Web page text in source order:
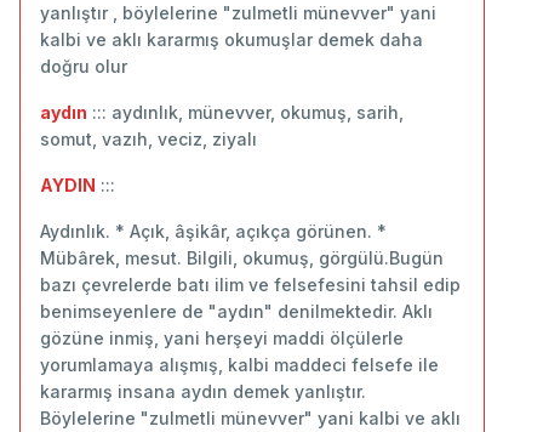
yanlıştır , böylelerine "zulmetli münevver" yani
kalbi ve aklı kararmış okumuşlar demek daha
doğru olur
aydın ::: aydınlık, münevver, okumuş, sarih,
somut, vazıh, veciz, ziyalı
AYDIN :::
Aydınlık. * Açık, âşikâr, açıkça görünen. *
Mübârek, mesut. Bilgili, okumuş, görgülü.Bugün
bazı çevrelerde batı ilim ve felsefesini tahsil edip
benimseyenlere de "aydın" denilmektedir. Aklı
gözüne inmiş, yani herşeyi maddi ölçülerle
yorumlamaya alışmış, kalbi maddeci felsefe ile
kararmış insana aydın demek yanlıştır.
Böylelerine "zulmetli münevver" yani kalbi ve aklı